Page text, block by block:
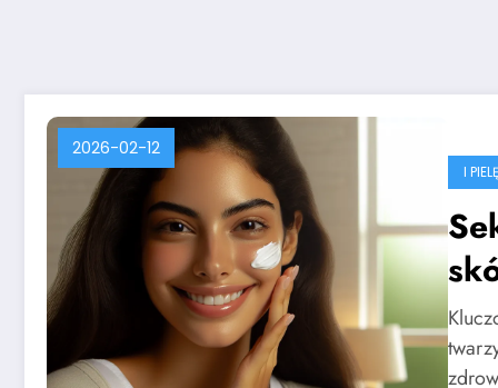
2026-02-12
I